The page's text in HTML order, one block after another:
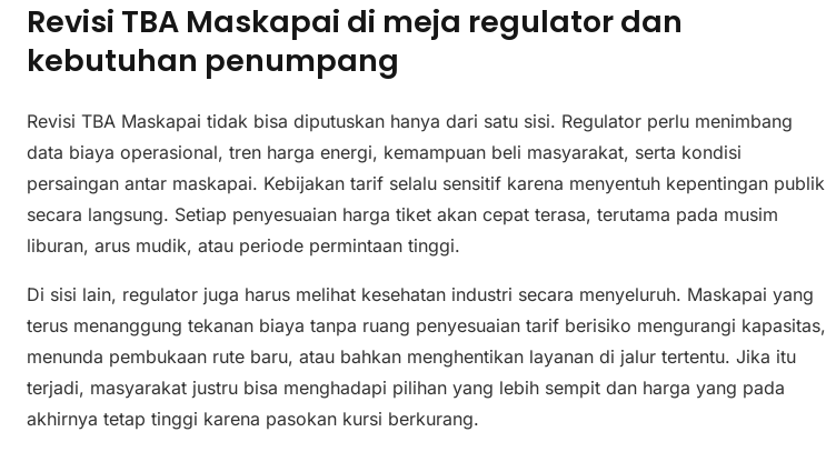
Revisi TBA Maskapai di meja regulator dan
kebutuhan penumpang
Revisi TBA Maskapai tidak bisa diputuskan hanya dari satu sisi. Regulator perlu menimbang
data biaya operasional, tren harga energi, kemampuan beli masyarakat, serta kondisi
persaingan antar maskapai. Kebijakan tarif selalu sensitif karena menyentuh kepentingan publik
secara langsung. Setiap penyesuaian harga tiket akan cepat terasa, terutama pada musim
liburan, arus mudik, atau periode permintaan tinggi.
Di sisi lain, regulator juga harus melihat kesehatan industri secara menyeluruh. Maskapai yang
terus menanggung tekanan biaya tanpa ruang penyesuaian tarif berisiko mengurangi kapasitas,
menunda pembukaan rute baru, atau bahkan menghentikan layanan di jalur tertentu. Jika itu
terjadi, masyarakat justru bisa menghadapi pilihan yang lebih sempit dan harga yang pada
akhirnya tetap tinggi karena pasokan kursi berkurang.